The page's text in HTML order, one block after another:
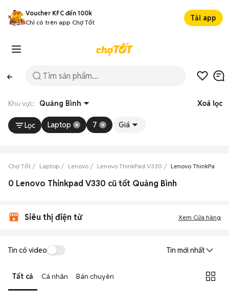
Voucher KFC đến 100k
Chỉ có trên app Chợ Tốt
Tải app
Khu vực: Quảng Bình Xoá lọc
Lọc Laptop 7 Giá
Chợ Tốt Laptop Lenovo Lenovo ThinkPad V330 Lenovo ThinkPad
0 Lenovo Thinkpad V330 cũ tốt Quảng Bình
Siêu thị điện tử Xem Cửa hàng
Tin có video Tin mới nhất
Tất cả Cá nhân Bán chuyên